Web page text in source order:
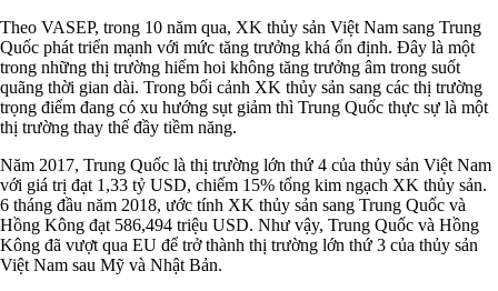
Theo VASEP, trong 10 năm qua, XK thủy sản Việt Nam sang Trung
Quốc phát triển mạnh với mức tăng trưởng khá ổn định. Đây là một
trong những thị trường hiếm hoi không tăng trưởng âm trong suốt
quãng thời gian dài. Trong bối cảnh XK thủy sản sang các thị trường
trọng điểm đang có xu hướng sụt giảm thì Trung Quốc thực sự là một
thị trường thay thế đầy tiềm năng.
Năm 2017, Trung Quốc là thị trường lớn thứ 4 của thủy sản Việt Nam
với giá trị đạt 1,33 tỷ USD, chiếm 15% tổng kim ngạch XK thủy sản.
6 tháng đầu năm 2018, ước tính XK thủy sản sang Trung Quốc và
Hồng Kông đạt 586,494 triệu USD. Như vậy, Trung Quốc và Hồng
Kông đã vượt qua EU để trở thành thị trường lớn thứ 3 của thủy sản
Việt Nam sau Mỹ và Nhật Bản.